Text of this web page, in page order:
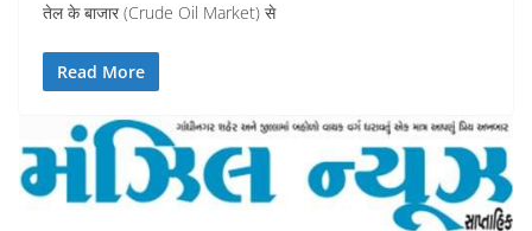
तेल के बाजार (Crude Oil Market) से
Read More